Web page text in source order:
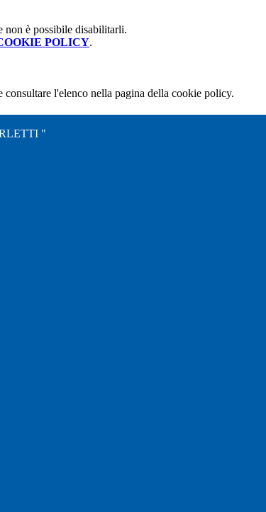
non è possibile disabilitarli.
POLICY.
l'elenco nella pagina della cookie policy.
"